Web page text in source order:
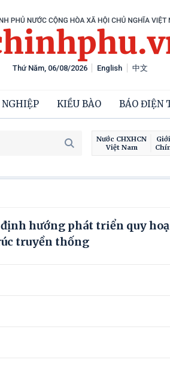
English 中文
KIỀU BÀO BÁO ĐIỆN
Thứ Năm, 06/08/2026
Nước CHXHCN
Việt Nam
hướng phát triển quy
truyền thống